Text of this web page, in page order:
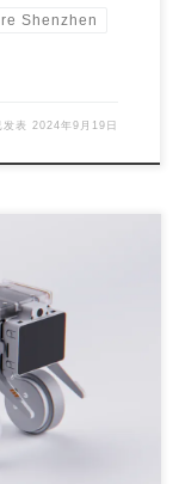
Shenzhen
发表2024年9月19日
i […]